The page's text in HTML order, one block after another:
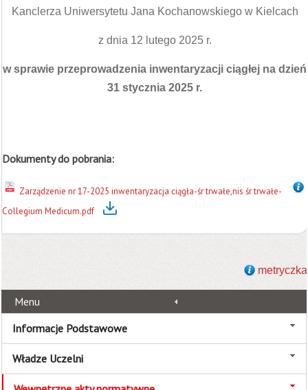
Kanclerza Uniwersytetu Jana Kochanowskiego w Kielcach
z dnia 12 lutego 2025 r.
w sprawie przeprowadzenia inwentaryzacji ciągłej na dzień
31 stycznia 2025 r.
Dokumenty do pobrania:
Zarządzenie nr 17-2025 inwentaryzacja ciągła-śr trwałe,nis śr trwałe-
Collegium Medicum.pdf
metryczka
Menu
Informacje Podstawowe
Władze Uczelni